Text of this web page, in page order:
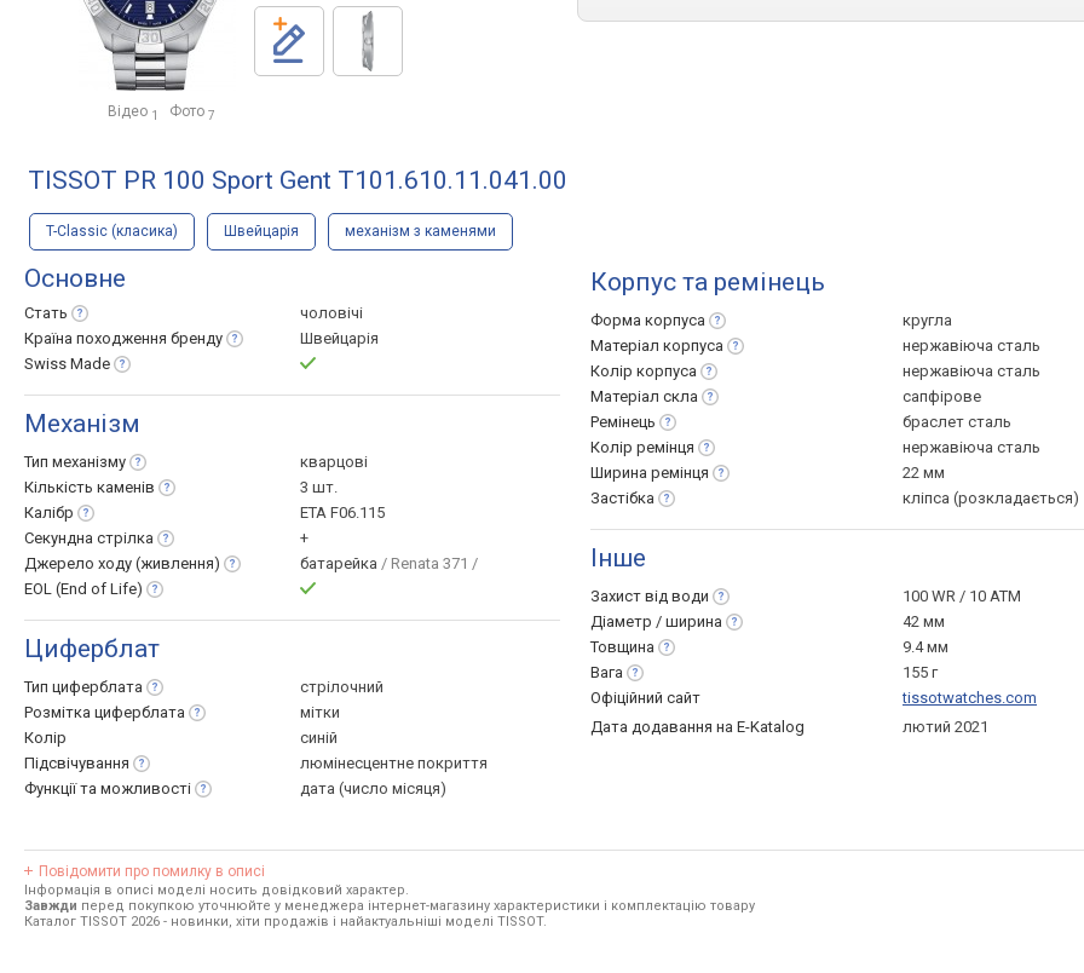
Відео 1 Фото 7
TISSOT PR 100 Sport Gent T101.610.11.041.00
T-Classic (класика) Швейцарія механізм з каменями
Основне
Стать
чоловічі
Країна походження бренду
Швейцарія
Swiss Made
Механізм
Тип механізму
кварцові
Кількість каменів
3 шт.
Калібр
ETA F06.115
Секундна стрілка
+
Джерело ходу (живлення) батарейка / Renata 371 /
EOL (End of Life)
Циферблат
Тип циферблата
стрілочний
Розмітка циферблата
мітки
Колір
синій
Підсвічування
люмінесцентне покриття
Функції та можливості дата (число місяця)
Корпус та ремінець
Форма корпуса
кругла
Матеріал корпуса
нержавіюча сталь
Колір корпуса
нержавіюча сталь
Матеріал скла
сапфірове
Ремінець
браслет сталь
Колір ремінця
нержавіюча сталь
Ширина ремінця
22 мм
Застібка
кліпса (розкладається)
Інше
Захист від води
100 WR / 10 ATM
Діаметр / ширина
42 мм
Товщина
9.4 мм
Вага
155 г
Офіційний сайт
tissotwatches.com
Дата додавання на E-Katalog
лютий 2021
Повідомити про помилку в описі
Інформація в описі моделі носить довідковий характер.
Завжди перед покупкою уточнюйте у менеджера інтернет-магазину характеристики і комплектацію товару
Каталог TISSOT 2026 - новинки, хіти продажів і найактуальніші моделі TISSOT.